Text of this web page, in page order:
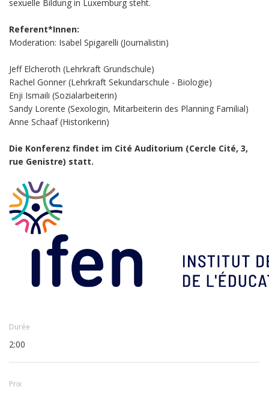
sexuelle Bildung in Luxemburg steht.
Referent*Innen:
Moderation: Isabel Spigarelli (Journalistin)
Jeff Elcheroth (Lehrkraft Grundschule)
Rachel Gonner (Lehrkraft Sekundarschule - Biologie)
Enji Ismaili (Sozialarbeiterin)
Sandy Lorente (Sexologin, Mitarbeiterin des Planning Familial)
Anne Schaaf (Historikerin)
Die Konferenz findet im Cité Auditorium (Cercle Cité, 3,
rue Genistre) statt.
Durée
2:00
Prix